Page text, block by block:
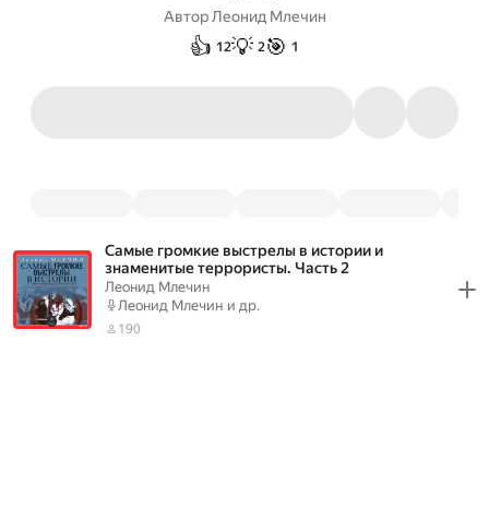
Автор Леонид Млечин
👍 12💡 2 🎯 1
Самые громкие выстрелы в истории и
знаменитые террористы. Часть 2
Леонид Млечин
Леонид Млечин и др.
190